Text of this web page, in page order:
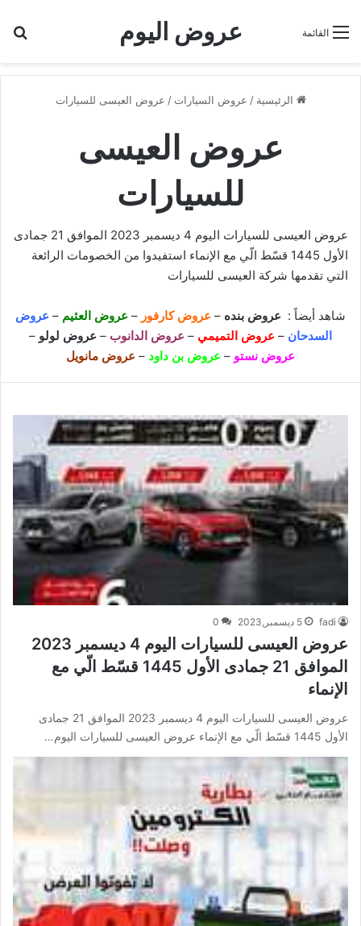
عروض اليوم القائمة
الرئيسية / عروض السيارات / عروض العيسى للسيارات
عروض العيسى
للسيارات
عروض العيسى للسيارات اليوم 4 ديسمبر 2023 الموافق 21 جمادى
الأول 1445 قسّط الّي مع الإنماء استفيدوا من الخصومات الرائعة
التي تقدمها شركة العيسى للسيارات
شاهد أيضاً : عروض بنده – عروض كارفور – عروض العثيم – عروض
السدحان – عروض التميمي – عروض الدانوب – عروض لولو –
عروض نستو – عروض بن داود – عروض مانويل
fadi 5 ديسمبر,2023 0
عروض العيسى للسيارات اليوم 4 ديسمبر 2023
الموافق 21 جمادى الأول 1445 قسّط الّي مع
الإنماء
عروض العيسى للسيارات اليوم 4 ديسمبر 2023 الموافق 21 جمادى
الأول 1445 قسّط الّي مع الإنماء عروض العيسى للسيارات اليوم…